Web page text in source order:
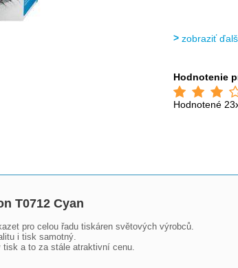
zobraziť
Hodnotenie
Hodnotené
T0712 Cyan
pro celou řadu tiskáren světových výrobců.
i tisk samotný.
tisk a to za stále atraktivní cenu.